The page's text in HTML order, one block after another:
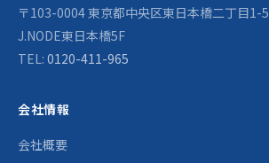
〒103-0004 東京都中央区東日本橋二丁目1-5
J.NODE東日本橋5F
TEL: 0120-411-965
会社情報
会社概要